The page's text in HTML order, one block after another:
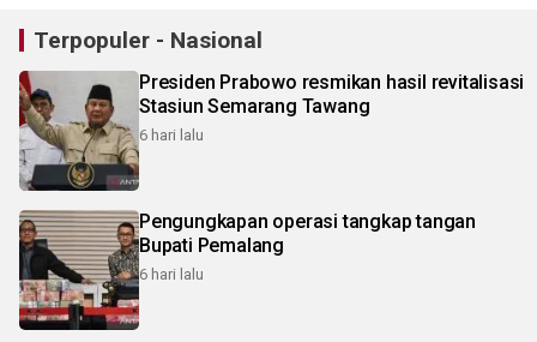
Terpopuler - Nasional
Presiden Prabowo resmikan hasil revitalisasi
Stasiun Semarang Tawang
6 hari lalu
Pengungkapan operasi tangkap tangan
Bupati Pemalang
6 hari lalu